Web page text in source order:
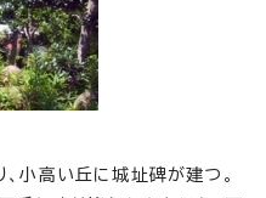
、小高い丘に城址碑が建つ。